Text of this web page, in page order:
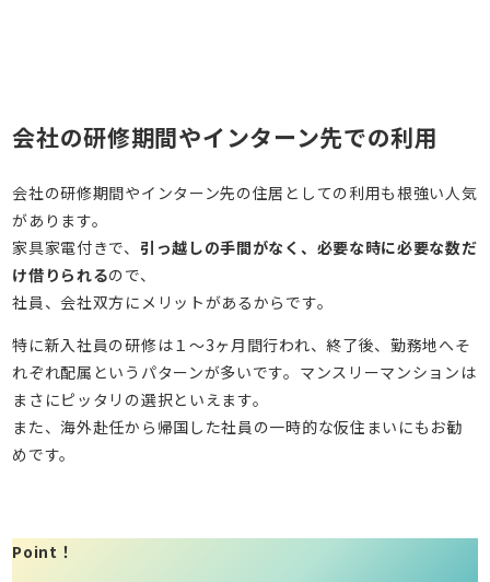
会社の研修期間やインターン先での利用
会社の研修期間やインターン先の住居としての利用も根強い人気
があります。
家具家電付きで、 引っ越しの手間がなく、必要な時に必要な数だ
け借りられるので、
社員、会社双方にメリットがあるからです。
特に新入社員の研修は１～3ヶ月間行われ、終了後、勤務地へそ
れぞれ配属というパターンが多いです。マンスリーマンションは
まさにピッタリの選択といえます。
また、海外赴任から帰国した社員の一時的な仮住まいにもお勧
めです。
Point！